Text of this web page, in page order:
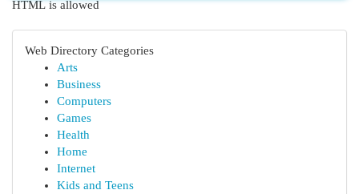
HTML is allowed
Web Directory Categories
Arts
Business
Computers
Games
Health
Home
Internet
Kids and Teens